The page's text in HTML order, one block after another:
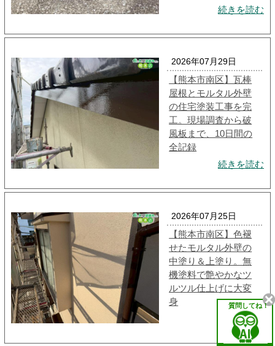
続きを読む
2026年07月29日
【熊本市南区】瓦棒
屋根とモルタル外壁
の住宅塗装工事を完
工。現場調査から破
風板まで、10日間の
全記録
続きを読む
2026年07月25日
【熊本市南区】色褪
せたモルタル外壁の
中塗り＆上塗り。無
機塗料で艶やかなツ
ルツル仕上げに大変
身
続きを読む
質問してね！